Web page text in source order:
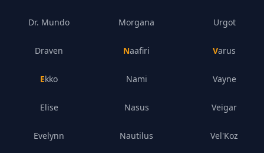
Dr. Mundo
Draven
Ekko
Elise
Evelynn
Morgana
Naafiri
Nami
Nasus
Nautilus
Urgot
Varus
Vayne
Veigar
Vel'Koz